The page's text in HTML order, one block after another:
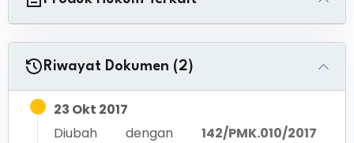
Riwayat Dokumen (2)
23 Okt 2017
Diubah dengan
142/PMK.010/2017